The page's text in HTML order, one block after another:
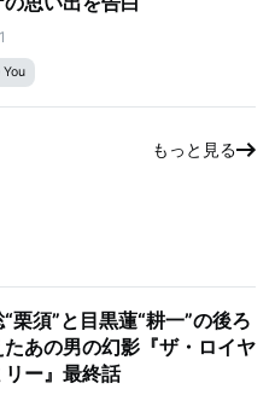
You
もっと見る
栗須”と目黒蓮“耕一”の後ろ
あの男の幻影『ザ・ロイヤ
ー』最終話